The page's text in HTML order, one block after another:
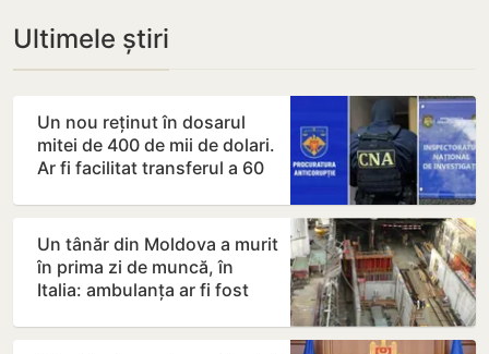
Ultimele știri
Un nou reținut în dosarul
mitei de 400 de mii de dolari.
Ar fi facilitat transferul a 60
Un tânăr din Moldova a murit
în prima zi de muncă, în
Italia: ambulanța ar fi fost